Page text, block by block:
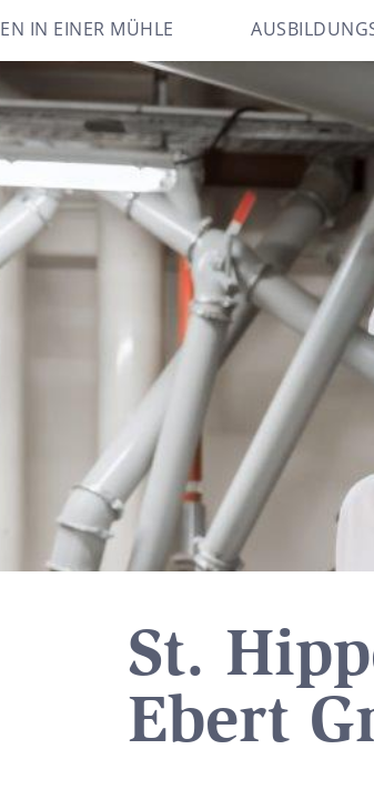
IN EINER MÜHLE
St.
Ebert